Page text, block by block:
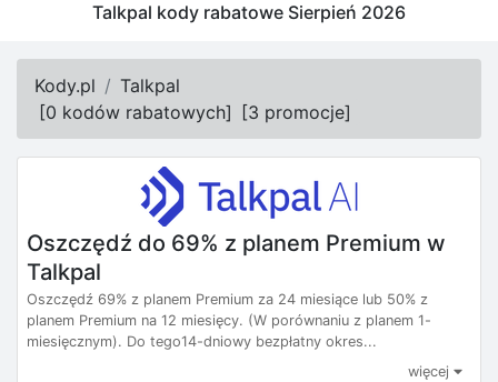
Talkpal kody rabatowe Sierpień 2026
Kody.pl
Talkpal
[0 kodów rabatowych] [3 promocje]
Oszczędź do 69% z planem Premium w
Talkpal
Oszczędź 69% z planem Premium za 24 miesiące lub 50% z
planem Premium na 12 miesięcy. (W porównaniu z planem 1-
miesięcznym). Do tego14-dniowy bezpłatny okres...
więcej